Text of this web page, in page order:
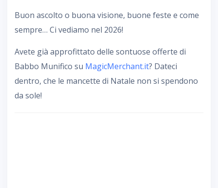
Buon ascolto o buona visione, buone feste e come
sempre… Ci vediamo nel 2026!
Avete già approfittato delle sontuose offerte di
Babbo Munifico su MagicMerchant.it? Dateci
dentro, che le mancette di Natale non si spendono
da sole!